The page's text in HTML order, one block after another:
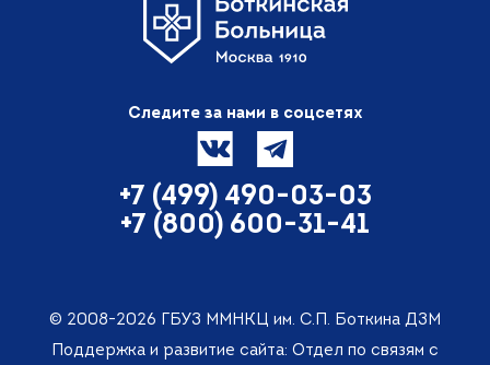
Следите за нами в соцсетях
+7 (499) 490-03-03
+7 (800) 600-31-41
© 2008-2026 ГБУЗ ММНКЦ им. С.П. Боткина ДЗМ
Поддержка и развитие сайта: Отдел по связям с